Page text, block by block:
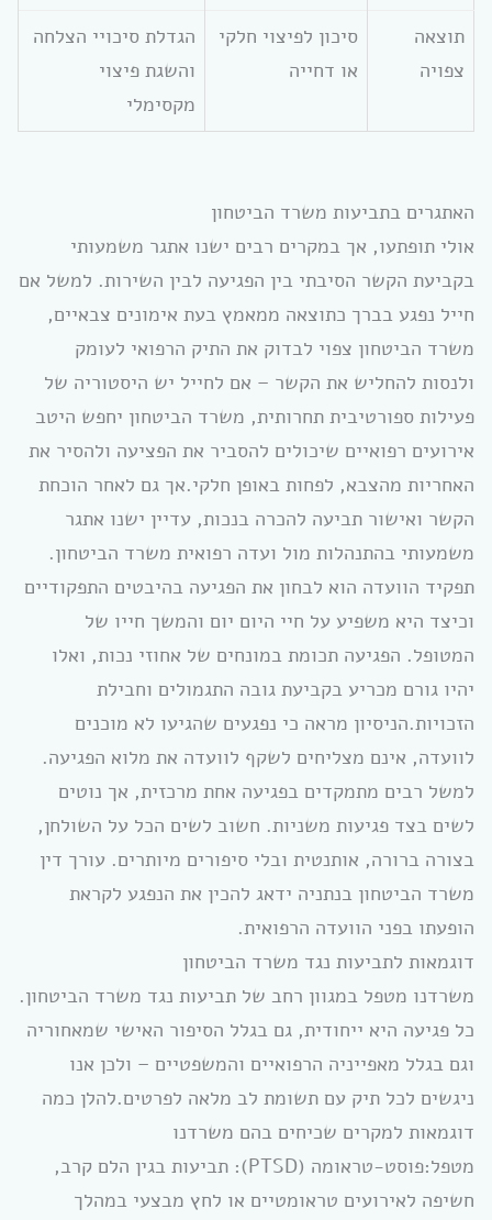
תוצאה
צפויה
סיכון לפיצוי חלקי
או דחייה
הגדלת סיכויי הצלחה
והשגת פיצוי
מקסימלי
האתגרים בתביעות משרד הביטחון
אולי תופתעו, אך במקרים רבים ישנו אתגר משמעותי
בקביעת הקשר הסיבתי בין הפגיעה לבין השירות. למשל אם
חייל נפגע בברך כתוצאה ממאמץ בעת אימונים צבאיים,
משרד הביטחון צפוי לבדוק את התיק הרפואי לעומק
ולנסות להחליש את הקשר – אם לחייל יש היסטוריה של
פעילות ספורטיבית תחרותית, משרד הביטחון יחפש היטב
אירועים רפואיים שיכולים להסביר את הפציעה ולהסיר את
האחריות מהצבא, לפחות באופן חלקי.אך גם לאחר הוכחת
הקשר ואישור תביעה להכרה בנכות, עדיין ישנו אתגר
משמעותי בהתנהלות מול ועדה רפואית משרד הביטחון.
תפקיד הוועדה הוא לבחון את הפגיעה בהיבטים התפקודיים
וכיצד היא משפיע על חיי היום יום והמשך חייו של
המטופל. הפגיעה תכומת במונחים של אחוזי נכות, ואלו
יהיו גורם מכריע בקביעת גובה התגמולים וחבילת
הזכויות.הניסיון מראה כי נפגעים שהגיעו לא מוכנים
לוועדה, אינם מצליחים לשקף לוועדה את מלוא הפגיעה.
למשל רבים מתמקדים בפגיעה אחת מרכזית, אך נוטים
לשים בצד פגיעות משניות. חשוב לשים הכל על השולחן,
בצורה ברורה, אותנטית ובלי סיפורים מיותרים. עורך דין
משרד הביטחון בנתניה ידאג להכין את הנפגע לקראת
הופעתו בפני הוועדה הרפואית.
דוגמאות לתביעות נגד משרד הביטחון
משרדנו מטפל במגוון רחב של תביעות נגד משרד הביטחון.
כל פגיעה היא ייחודית, גם בגלל הסיפור האישי שמאחוריה
וגם בגלל מאפייניה הרפואיים והמשפטיים – ולכן אנו
ניגשים לכל תיק עם תשומת לב מלאה לפרטים.להלן כמה
דוגמאות למקרים שכיחים בהם משרדנו
מטפל:פוסט-טראומה (PTSD): תביעות בגין הלם קרב,
חשיפה לאירועים טראומטיים או לחץ מבצעי במהלך